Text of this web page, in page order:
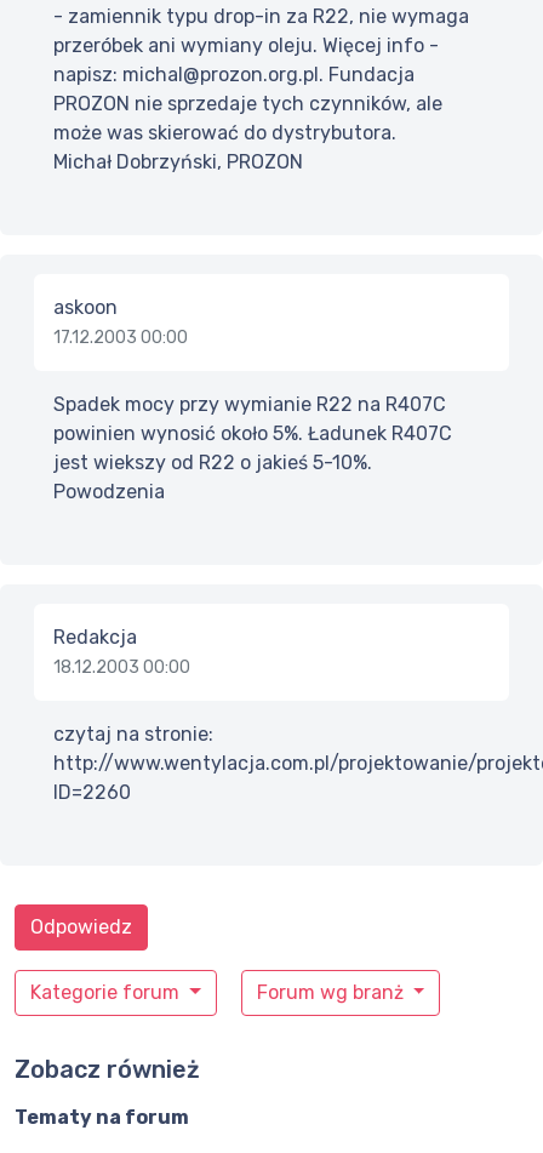
- zamiennik typu drop-in za R22, nie wymaga
przeróbek ani wymiany oleju. Więcej info -
napisz: michal@prozon.org.pl. Fundacja
PROZON nie sprzedaje tych czynników, ale
może was skierować do dystrybutora.
Michał Dobrzyński, PROZON
askoon
17.12.2003 00:00
Spadek mocy przy wymianie R22 na R407C
powinien wynosić około 5%. Ładunek R407C
jest wiekszy od R22 o jakieś 5-10%.
Powodzenia
Redakcja
18.12.2003 00:00
czytaj na stronie:
http://www.wentylacja.com.pl/projektowanie/
ID=2260
Kategorie forum Forum wg branż
Odpowiedz
Zobacz również
Tematy na forum